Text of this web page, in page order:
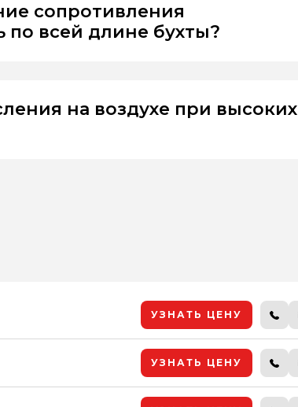
сопротивления
по всей длине бухты?
на воздухе при высоких
УЗНАТЬ ЦЕНУ
УЗНАТЬ ЦЕНУ